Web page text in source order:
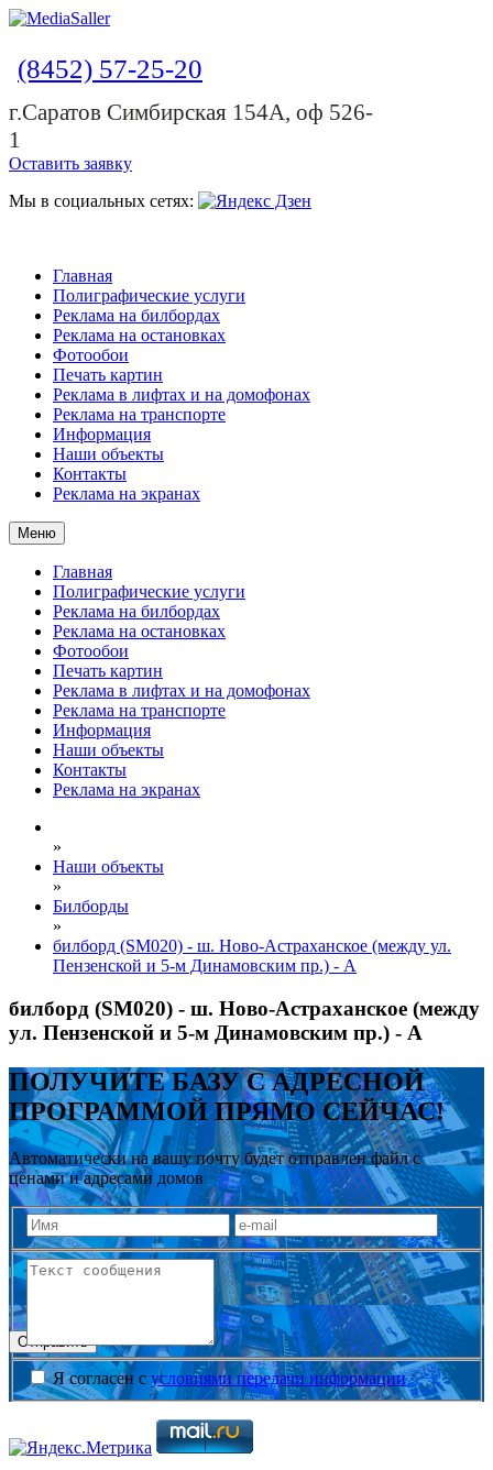
(8452) 57-25-20
г.Саратов Симбирская 154А, оф 526-
1
Оставить заявку
Мы в социальных сетях:
Главная
Полиграфические услуги
Реклама на билбордах
Реклама на остановках
Фотообои
Печать картин
Реклама в лифтах и на домофонах
Реклама на транспорте
Информация
Наши объекты
Контакты
Реклама на экранах
Меню
Главная
Полиграфические услуги
Реклама на билбордах
Реклама на остановках
Фотообои
Печать картин
Реклама в лифтах и на домофонах
Реклама на транспорте
Информация
Наши объекты
Контакты
Реклама на экранах
»
Наши объекты
»
Билборды
»
билборд (SM020) - ш. Ново-Астраханское (между ул.
Пензенской и 5-м Динамовским пр.) - А
билборд (SM020) - ш. Ново-Астраханское (между
ул. Пензенской и 5-м Динамовским пр.) - А
ПОЛУЧИТЕ БАЗУ С АДРЕСНОЙ
ПРОГРАММОЙ ПРЯМО СЕЙЧАС!
Автоматически на вашу почту будет отправлен файл с
ценами и адресами домов
Я согласен с условиями передачи информации
Отправить